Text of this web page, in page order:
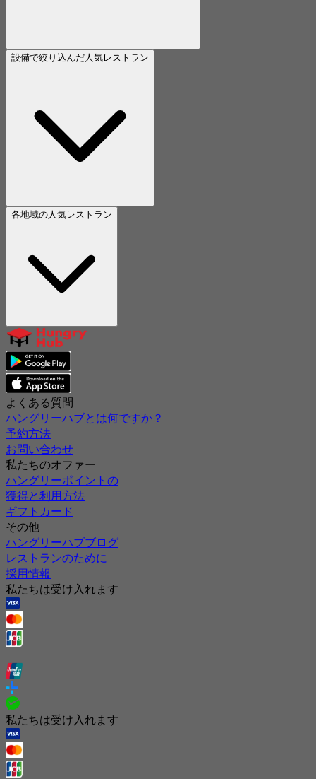
設備で絞り込んだ人気レストラン
各地域の人気レストラン
よくある質問
ハングリーハブとは何ですか？
予約方法
お問い合わせ
私たちのオファー
ハングリーポイントの
獲得と利用方法
ギフトカード
その他
ハングリーハブブログ
レストランのために
採用情報
私たちは受け入れます
私たちは受け入れます